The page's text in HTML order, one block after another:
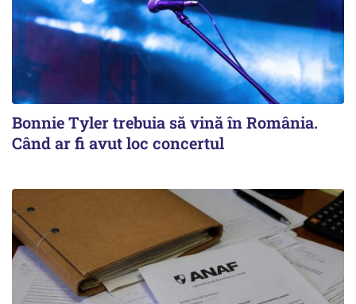
Bonnie Tyler trebuia să vină în România.
Când ar fi avut loc concertul